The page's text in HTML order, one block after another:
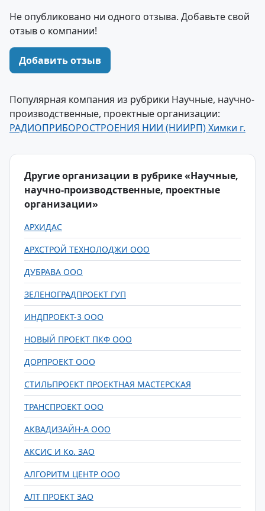
Не опубликовано ни одного отзыва. Добавьте свой
отзыв о компании!
Добавить отзыв
Популярная компания из рубрики Научные, научно-
производственные, проектные организации:
РАДИОПРИБОРОСТРОЕНИЯ НИИ (НИИРП) Химки г.
Другие организации в рубрике «Научные,
научно-производственные, проектные
организации»
АРХИДАС
АРХСТРОЙ ТЕХНОЛОДЖИ ООО
ДУБРАВА ООО
ЗЕЛЕНОГРАДПРОЕКТ ГУП
ИНДПРОЕКТ-3 ООО
НОВЫЙ ПРОЕКТ ПКФ ООО
ДОРПРОЕКТ ООО
СТИЛЬПРОЕКТ ПРОЕКТНАЯ МАСТЕРСКАЯ
ТРАНСПРОЕКТ ООО
АКВАДИЗАЙН-А ООО
АКСИС И Ко. ЗАО
АЛГОРИТМ ЦЕНТР ООО
АЛТ ПРОЕКТ ЗАО